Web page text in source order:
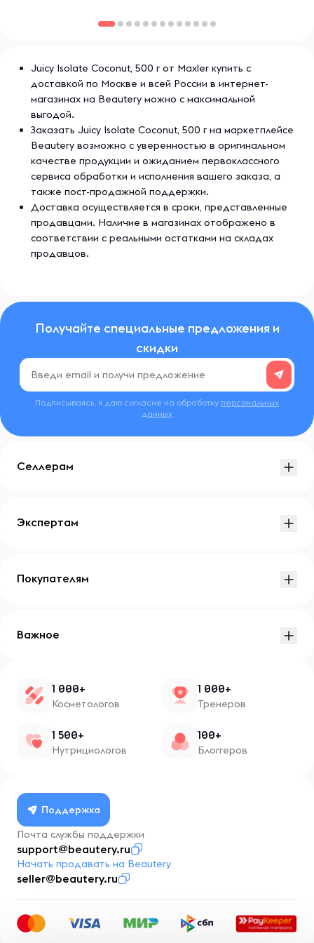
Juicy Isolate Coconut, 500 г от Maxler купить с
доставкой по Москве и всей России в интернет-
магазинах на Beautery можно с максимальной
выгодой.
Заказать Juicy Isolate Coconut, 500 г на маркетплейсе
Beautery возможно с уверенностью в оригинальном
качестве продукции и ожиданием первоклассного
сервиса обработки и исполнения вашего заказа, а
также пост-продажной поддержки.
Доставка осуществляется в сроки, представленные
продавцами. Наличие в магазинах отображено в
соответствии с реальными остатками на складах
продавцов.
Получайте специальные предложения и
скидки
Подписываясь, я даю согласие на обработку персональных
данных
Селлерам
Экспертам
Покупателям
Важное
1 000+
Косметологов
1 000+
Тренеров
1 500+
Нутрициологов
100+
Блоггеров
Поддержка
Почта службы поддержки
support@beautery.ru
Начать продавать на Beautery
seller@beautery.ru